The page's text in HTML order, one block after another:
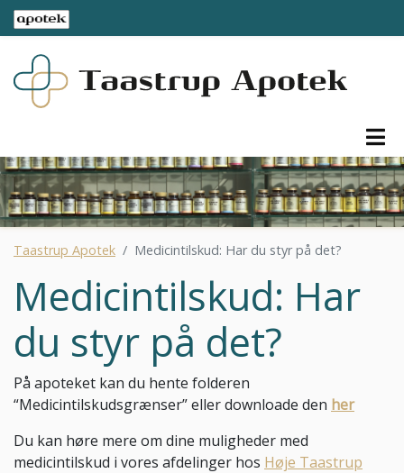
Taastrup Apotek Medicintilskud: Har du styr på det?
Medicintilskud: Har
du styr på det?
På apoteket kan du hente folderen
“Medicintilskudsgrænser” eller downloade den her
Du kan høre mere om dine muligheder med
medicintilskud i vores afdelinger hos Høje Taastrup